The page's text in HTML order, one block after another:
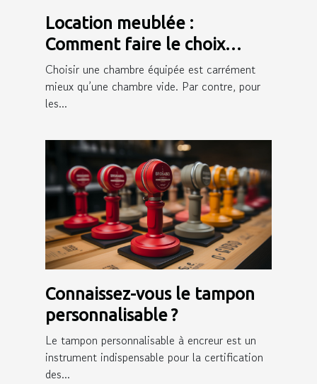
Location meublée :
Comment faire le choix
d’une bonne assurance ?
Choisir une chambre équipée est carrément
mieux qu’une chambre vide. Par contre, pour
les...
Connaissez-vous le tampon
personnalisable ?
Le tampon personnalisable à encreur est un
instrument indispensable pour la certification
des...